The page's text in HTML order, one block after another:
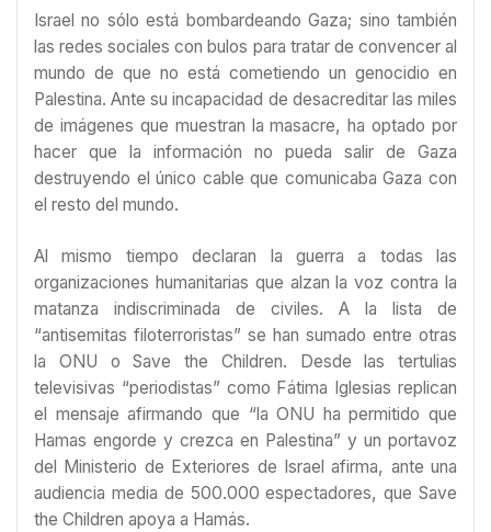
Israel no sólo está bombardeando Gaza; sino también
las redes sociales con bulos para tratar de convencer al
mundo de que no está cometiendo un genocidio en
Palestina. Ante su incapacidad de desacreditar las miles
de imágenes que muestran la masacre, ha optado por
hacer que la información no pueda salir de Gaza
destruyendo el único cable que comunicaba Gaza con
el resto del mundo.
Al mismo tiempo declaran la guerra a todas las
organizaciones humanitarias que alzan la voz contra la
matanza indiscriminada de civiles. A la lista de
“antisemitas filoterroristas” se han sumado entre otras
la ONU o Save the Children. Desde las tertulias
televisivas “periodistas” como Fátima Iglesias replican
el mensaje afirmando que “la ONU ha permitido que
Hamas engorde y crezca en Palestina” y un portavoz
del Ministerio de Exteriores de Israel afirma, ante una
audiencia media de 500.000 espectadores, que Save
the Children apoya a Hamás.